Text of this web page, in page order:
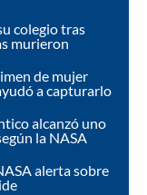
colegio tras
murieron
de mujer
a capturarlo
alcanzó uno
la NASA
alerta sobre